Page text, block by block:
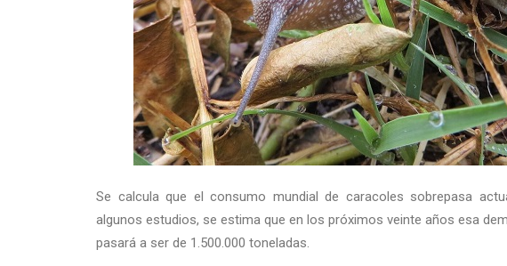
Se calcula que el consumo mundial de caracoles sobrepasa
algunos estudios, se estima que en los próximos veinte años esa
pasará a ser de 1.500.000 toneladas.